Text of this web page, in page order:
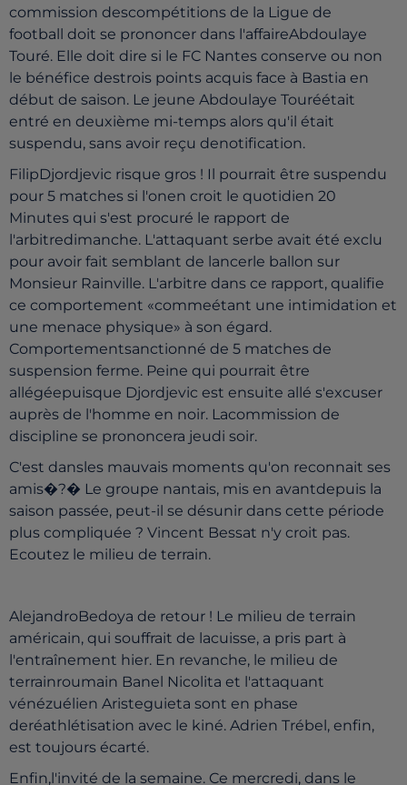
commission descompétitions de la Ligue de
football doit se prononcer dans l'affaireAbdoulaye
Touré. Elle doit dire si le FC Nantes conserve ou non
le bénéfice destrois points acquis face à Bastia en
début de saison. Le jeune Abdoulaye Touréétait
entré en deuxième mi-temps alors qu'il était
suspendu, sans avoir reçu denotification.
FilipDjordjevic risque gros ! Il pourrait être suspendu
pour 5 matches si l'onen croit le quotidien 20
Minutes qui s'est procuré le rapport de
l'arbitredimanche. L'attaquant serbe avait été exclu
pour avoir fait semblant de lancerle ballon sur
Monsieur Rainville. L'arbitre dans ce rapport, qualifie
ce comportement «commeétant une intimidation et
une menace physique» à son égard.
Comportementsanctionné de 5 matches de
suspension ferme. Peine qui pourrait être
allégéepuisque Djordjevic est ensuite allé s'excuser
auprès de l'homme en noir. Lacommission de
discipline se prononcera jeudi soir.
C'est dansles mauvais moments qu'on reconnait ses
amis�?� Le groupe nantais, mis en avantdepuis la
saison passée, peut-il se désunir dans cette période
plus compliquée ? Vincent Bessat n'y croit pas.
Ecoutez le milieu de terrain.
AlejandroBedoya de retour ! Le milieu de terrain
américain, qui souffrait de lacuisse, a pris part à
l'entraînement hier. En revanche, le milieu de
terrainroumain Banel Nicolita et l'attaquant
vénézuélien Aristeguieta sont en phase
deréathlétisation avec le kiné. Adrien Trébel, enfin,
est toujours écarté.
Enfin,l'invité de la semaine. Ce mercredi, dans le